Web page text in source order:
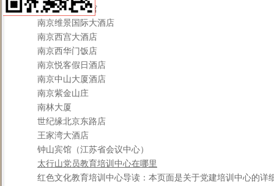
南京同心园宾馆
南京维景国际大酒店
南京西宫大酒店
南京西华门饭店
南京悦客假日酒店
南京中山大厦酒店
南京紫金山庄
南林大厦
世纪缘北京东路店
王家湾大酒店
钟山宾馆（江苏省会议中心）
太行山党员教育培训中心在哪里
红色文化教育培训中心导读：本页面是关于党建培训中心的详